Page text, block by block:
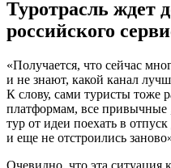
Туротрасль ждет
российского
«Получается, что сейчас
и не знают, какой канал
К слову, сами туристы тоже
платформам, все
тур от идеи поехать в
и еще не отстроились